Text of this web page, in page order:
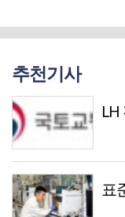
추천기사
표